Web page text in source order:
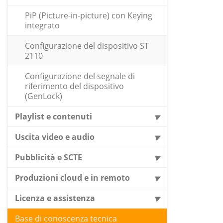
PiP (Picture-in-picture) con Keying
integrato
Configurazione del dispositivo ST
2110
Configurazione del segnale di
riferimento del dispositivo
(GenLock)
Playlist e contenuti
Uscita video e audio
Pubblicità e SCTE
Produzioni cloud e in remoto
Licenza e assistenza
Base di conoscenza tecnica